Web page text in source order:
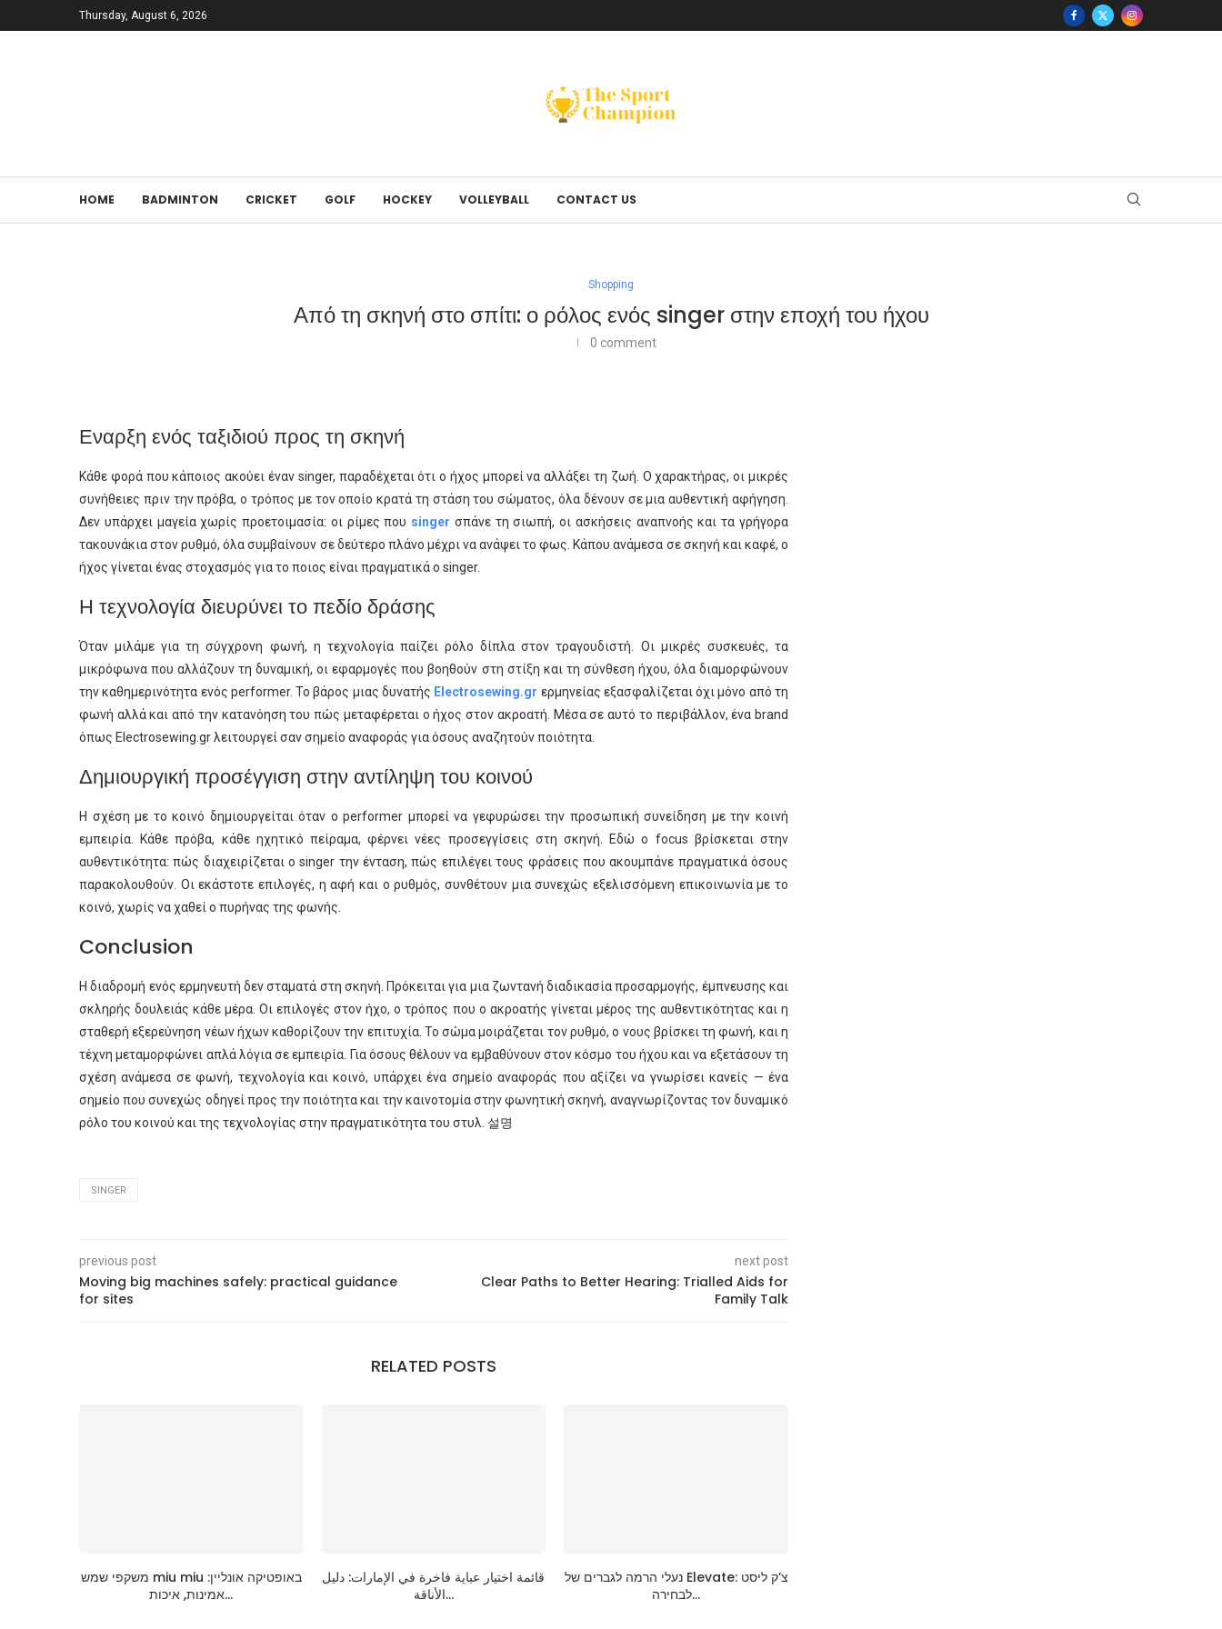
Thursday, August 6, 2026
HOME BADMINTON CRICKET GOLF HOCKEY VOLLEYBALL CONTACT US
Shopping
Από τη σκηνή στο σπίτι: ο ρόλος ενός singer στην εποχή του ήχου
0 comment
Εναρξη ενός ταξιδιού προς τη σκηνή
Κάθε φορά που κάποιος ακούει έναν singer, παραδέχεται ότι ο ήχος μπορεί να αλλάξει τη ζωή. Ο χαρακτήρας, οι μικρές
συνήθειες πριν την πρόβα, ο τρόπος με τον οποίο κρατά τη στάση του σώματος, όλα δένουν σε μια αυθεντική αφήγηση.
Δεν υπάρχει μαγεία χωρίς προετοιμασία: οι ρίμες που singer σπάνε τη σιωπή, οι ασκήσεις αναπνοής και τα γρήγορα
τακουνάκια στον ρυθμό, όλα συμβαίνουν σε δεύτερο πλάνο μέχρι να ανάψει το φως. Κάπου ανάμεσα σε σκηνή και καφέ, ο
ήχος γίνεται ένας στοχασμός για το ποιος είναι πραγματικά ο singer.
Η τεχνολογία διευρύνει το πεδίο δράσης
Όταν μιλάμε για τη σύγχρονη φωνή, η τεχνολογία παίζει ρόλο δίπλα στον τραγουδιστή. Οι μικρές συσκευές, τα
μικρόφωνα που αλλάζουν τη δυναμική, οι εφαρμογές που βοηθούν στη στίξη και τη σύνθεση ήχου, όλα διαμορφώνουν
την καθημερινότητα ενός performer. Το βάρος μιας δυνατής Electrosewing.gr ερμηνείας εξασφαλίζεται όχι μόνο από τη
φωνή αλλά και από την κατανόηση του πώς μεταφέρεται ο ήχος στον ακροατή. Μέσα σε αυτό το περιβάλλον, ένα brand
όπως Electrosewing.gr λειτουργεί σαν σημείο αναφοράς για όσους αναζητούν ποιότητα.
Δημιουργική προσέγγιση στην αντίληψη του κοινού
Η σχέση με το κοινό δημιουργείται όταν ο performer μπορεί να γεφυρώσει την προσωπική συνείδηση με την κοινή
εμπειρία. Κάθε πρόβα, κάθε ηχητικό πείραμα, φέρνει νέες προσεγγίσεις στη σκηνή. Εδώ ο focus βρίσκεται στην
αυθεντικότητα: πώς διαχειρίζεται ο singer την ένταση, πώς επιλέγει τους φράσεις που ακουμπάνε πραγματικά όσους
παρακολουθούν. Οι εκάστοτε επιλογές, η αφή και ο ρυθμός, συνθέτουν μια συνεχώς εξελισσόμενη επικοινωνία με το
κοινό, χωρίς να χαθεί ο πυρήνας της φωνής.
Conclusion
Η διαδρομή ενός ερμηνευτή δεν σταματά στη σκηνή. Πρόκειται για μια ζωντανή διαδικασία προσαρμογής, έμπνευσης και
σκληρής δουλειάς κάθε μέρα. Οι επιλογές στον ήχο, ο τρόπος που ο ακροατής γίνεται μέρος της αυθεντικότητας και η
σταθερή εξερεύνηση νέων ήχων καθορίζουν την επιτυχία. Το σώμα μοιράζεται τον ρυθμό, ο νους βρίσκει τη φωνή, και η
τέχνη μεταμορφώνει απλά λόγια σε εμπειρία. Για όσους θέλουν να εμβαθύνουν στον κόσμο του ήχου και να εξετάσουν τη
σχέση ανάμεσα σε φωνή, τεχνολογία και κοινό, υπάρχει ένα σημείο αναφοράς που αξίζει να γνωρίσει κανείς — ένα
σημείο που συνεχώς οδηγεί προς την ποιότητα και την καινοτομία στην φωνητική σκηνή, αναγνωρίζοντας τον δυναμικό
ρόλο του κοινού και της τεχνολογίας στην πραγματικότητα του στυλ. 설명
SINGER
previous post
Moving big machines safely: practical guidance
for sites
next post
Clear Paths to Better Hearing: Trialled Aids for
Family Talk
RELATED POSTS
משקפי שמש miu miu באופטיקה אונליין:
אמינות, איכות...
قائمة اختيار عباية فاخرة في الإمارات: دليل
الأناقة...
נעלי הרמה לגברים של Elevate: צ’ק ליסט
לבחירה...